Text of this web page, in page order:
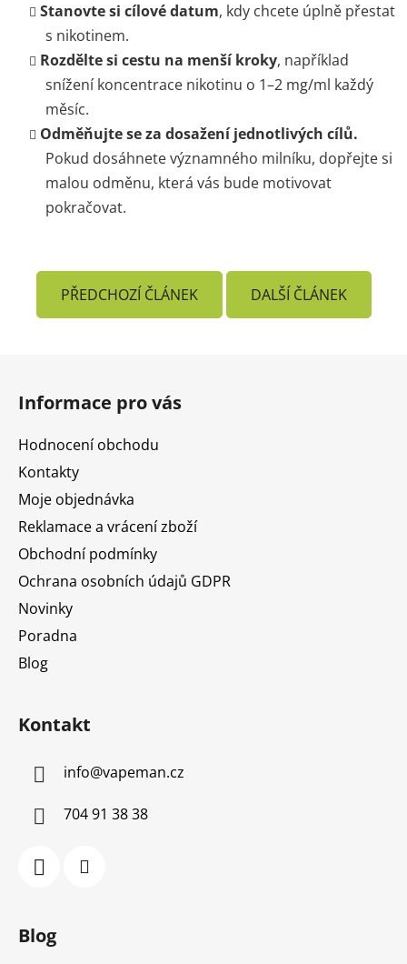
Stanovte si cílové datum, kdy chcete úplně přestat
s nikotinem.
Rozdělte si cestu na menší kroky, například
snížení koncentrace nikotinu o 1–2 mg/ml každý
měsíc.
Odměňujte se za dosažení jednotlivých cílů.
Pokud dosáhnete významného milníku, dopřejte si
malou odměnu, která vás bude motivovat
pokračovat.
PŘEDCHOZÍ ČLÁNEK DALŠÍ ČLÁNEK
Informace pro vás
Hodnocení obchodu
Kontakty
Moje objednávka
Reklamace a vrácení zboží
Obchodní podmínky
Ochrana osobních údajů GDPR
Novinky
Poradna
Blog
Kontakt
info@vapeman.cz
704 91 38 38
Blog